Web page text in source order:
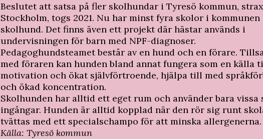
Beslutet att satsa på fler skolhundar i Tyresö kommun,
Stockholm, togs 2021. Nu har minst fyra skolor i kommunen
skolhund. Det finns även ett projekt där hästar används i
undervisningen för barn med NPF-diagnoser.
Pedagoghundsteamet består av en hund och en förare.
med föraren kan hunden bland annat fungera som en källa
motivation och ökat självförtroende, hjälpa till med
och ökad koncentration.
Skolhunden har alltid ett eget rum och använder bara vissa
ingångar. Hunden är alltid kopplad när den rör sig runt
tvättas med ett specialschampo för att minska allergenerna.
Källa: Tyresö kommun